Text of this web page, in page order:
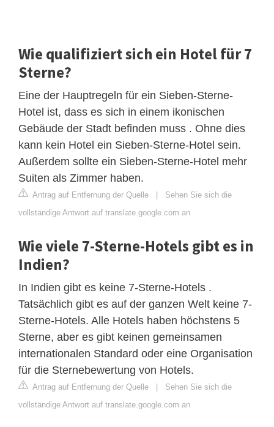
Wie qualifiziert sich ein Hotel für 7
Sterne?
Eine der Hauptregeln für ein Sieben-Sterne-
Hotel ist, dass es sich in einem ikonischen
Gebäude der Stadt befinden muss . Ohne dies
kann kein Hotel ein Sieben-Sterne-Hotel sein.
Außerdem sollte ein Sieben-Sterne-Hotel mehr
Suiten als Zimmer haben.
Antrag auf Entfernung der Quelle | Sehen Sie sich die
vollständige Antwort auf translate.google.com an
Wie viele 7-Sterne-Hotels gibt es in
Indien?
In Indien gibt es keine 7-Sterne-Hotels .
Tatsächlich gibt es auf der ganzen Welt keine 7-
Sterne-Hotels. Alle Hotels haben höchstens 5
Sterne, aber es gibt keinen gemeinsamen
internationalen Standard oder eine Organisation
für die Sternebewertung von Hotels.
Antrag auf Entfernung der Quelle | Sehen Sie sich die
vollständige Antwort auf translate.google.com an